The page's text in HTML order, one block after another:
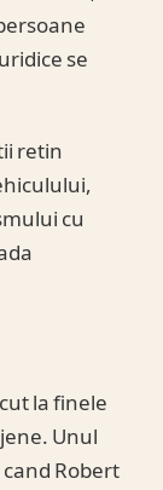
se
retin
cu
la finele
Unul
Robert